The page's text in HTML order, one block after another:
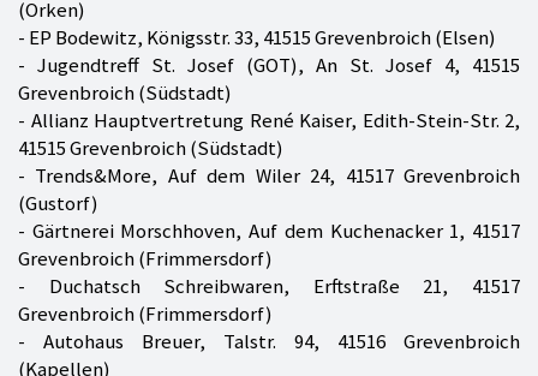
(Orken)
- EP Bodewitz, Königsstr. 33, 41515 Grevenbroich (Elsen)
- Jugendtreff St. Josef (GOT), An St. Josef 4, 41515
Grevenbroich (Südstadt)
- Allianz Hauptvertretung René Kaiser, Edith-Stein-Str. 2,
41515 Grevenbroich (Südstadt)
- Trends&More, Auf dem Wiler 24, 41517 Grevenbroich
(Gustorf)
- Gärtnerei Morschhoven, Auf dem Kuchenacker 1, 41517
Grevenbroich (Frimmersdorf)
- Duchatsch Schreibwaren, Erftstraße 21, 41517
Grevenbroich (Frimmersdorf)
- Autohaus Breuer, Talstr. 94, 41516 Grevenbroich
(Kapellen)